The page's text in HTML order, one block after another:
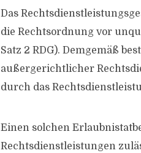
Das
die Rechtsordnung vor
Satz 2 RDG). Demgemäß
außergerichtlicher
durch das
Einen solchen
Rechtsdienstleistungen